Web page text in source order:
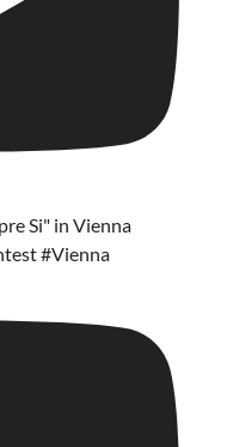
Si" in Vienna
#Vienna